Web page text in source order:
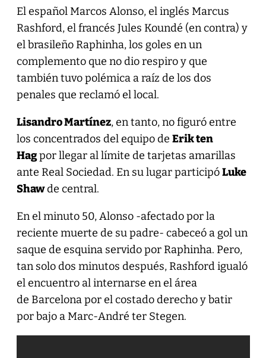
El español Marcos Alonso, el inglés Marcus
Rashford, el francés Jules Koundé (en contra) y
el brasileño Raphinha, los goles en un
complemento que no dio respiro y que
también tuvo polémica a raíz de los dos
penales que reclamó el local.
Lisandro Martínez, en tanto, no figuró entre
los concentrados del equipo de Erik ten
Hagpor llegar al límite de tarjetas amarillas
ante Real Sociedad. En su lugar participóLuke
Shawde central.
En el minuto 50, Alonso -afectado por la
reciente muerte de su padre- cabeceó a gol un
saque de esquina servido por Raphinha. Pero,
tan solo dos minutos después, Rashford igualó
el encuentro al internarse en el área
de Barcelona por el costado derecho y batir
por bajo a Marc-André ter Stegen.